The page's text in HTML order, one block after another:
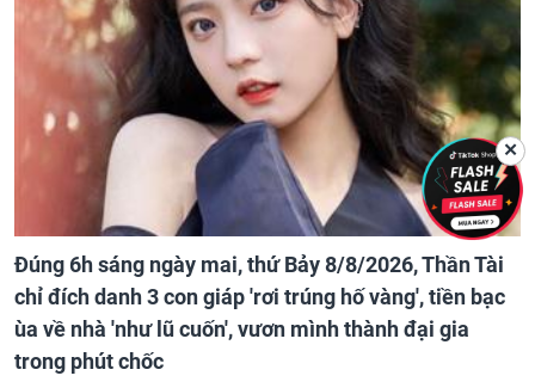
Đúng 6h sáng ngày mai, thứ Bảy 8/8/2026, Thần Tài
chỉ đích danh 3 con giáp 'rơi trúng hố vàng', tiền bạc
ùa về nhà 'như lũ cuốn', vươn mình thành đại gia
trong phút chốc
✕